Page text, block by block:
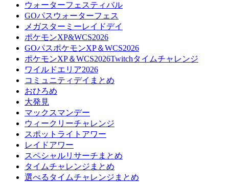
ウォーターフェスティバル
GOパスウォーターフェス
メガスターミーレイドデイ
ポケモンXP&WCS2026
GOパスポケモンXP＆WCS2026
ポケモンXP＆WCS2026Twitchタイムチャレンジ
ワイルドエリア2026
コミュニティデイまとめ
おひろめ
大発見
マックスマンデー
ウィークリーチャレンジ
スポットライトアワー
レイドアワー
スペシャルリサーチまとめ
タイムチャレンジまとめ
選べるタイムチャレンジまとめ